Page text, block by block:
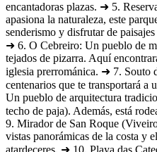
encantadoras plazas. ➜ 5.
apasiona la naturaleza, este
senderismo y disfrutar de
➜ 6. O Cebreiro: Un pueblo de
tejados de pizarra. Aquí
iglesia prerrománica. ➜ 7. Souto
centenarios que te transportará
Un pueblo de arquitectura
techo de paja). Además, está
9. Mirador de San Roque
vistas panorámicas de la costa y